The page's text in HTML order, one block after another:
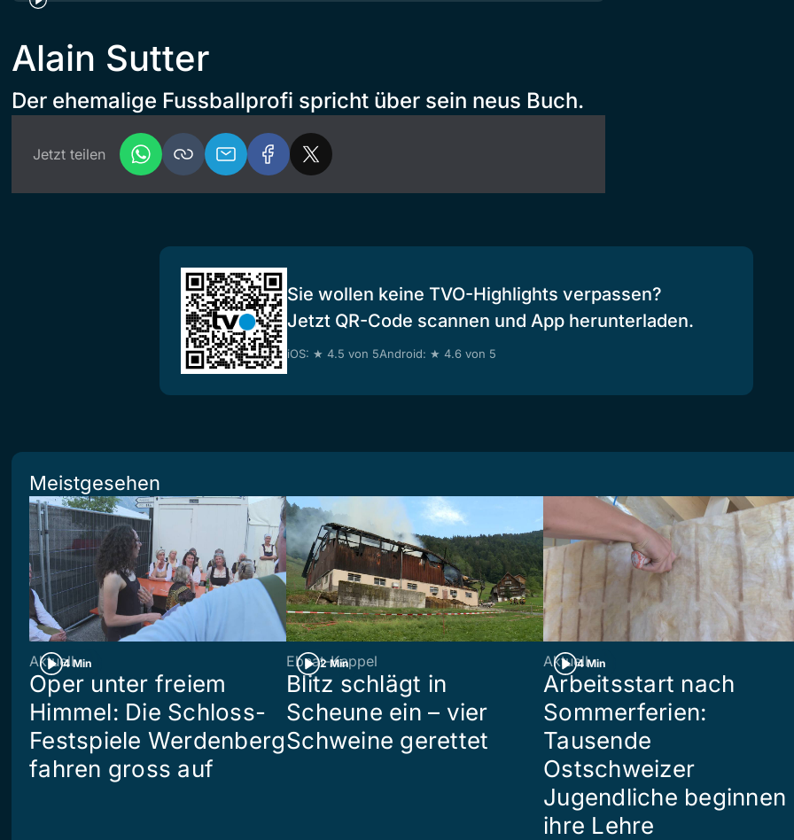
Alain Sutter
Der ehemalige Fussballprofi spricht über sein neus Buch.
Jetzt teilen
Sie wollen keine TVO-Highlights verpassen?
Jetzt QR-Code scannen und App herunterladen.
iOS: ★ 4.5 von 5Android: ★ 4.6 von 5
Meistgesehen
4 Min
Aktuell
Oper unter freiem
Himmel: Die Schloss-
Festspiele Werdenberg
fahren gross auf
2 Min
Ebnat-Kappel
Blitz schlägt in
Scheune ein – vier
Schweine gerettet
4 Min
Aktuell
Arbeitsstart nach
Sommerferien:
Tausende
Ostschweizer
Jugendliche beginnen
ihre Lehre